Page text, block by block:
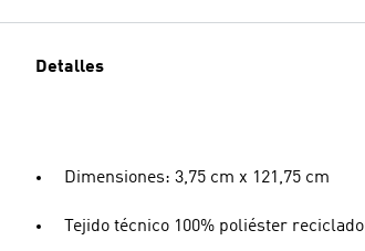
Detalles
Dimensiones: 3,75 cm x 121,75 cm
Tejido técnico 100% poliéster reciclado